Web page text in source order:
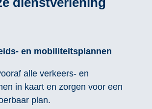
en mobiliteitsplannen
alle verkeers- en
in kaart en zorgen voor een
plan.